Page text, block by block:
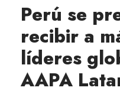
Perú se
recibir a
líderes
AAPA